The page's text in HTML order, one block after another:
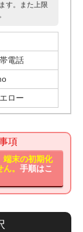
す。また上限
電話
ロー
項
端末の初期化
ん。手順はこ